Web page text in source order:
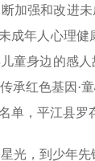
加强和改进
成年人心理
童身边的感
承红色基因·
单，平江县罗
光，到少年